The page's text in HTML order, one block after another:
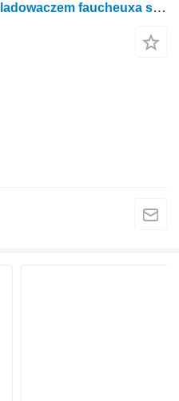
Renault Ergos z pozadnym ladowaczem faucheuxa same zetor ursus case deu